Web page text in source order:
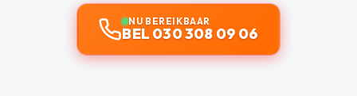
NU BEREIKBAAR
BEL 030 308 09 06